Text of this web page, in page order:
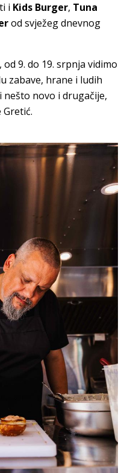
i Kids Burger, Tuna
od svježeg dnevnog
9. do 19. srpnja vidimo
zabave, hrane i ludih
novo i drugačije,
Gretić.